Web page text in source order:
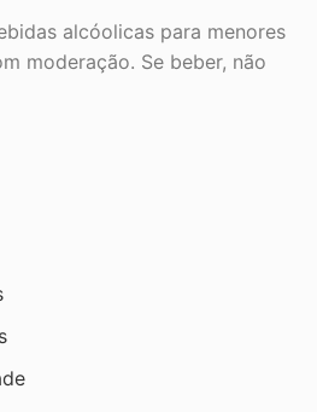
alcóolicas para menores
moderação. Se beber, não